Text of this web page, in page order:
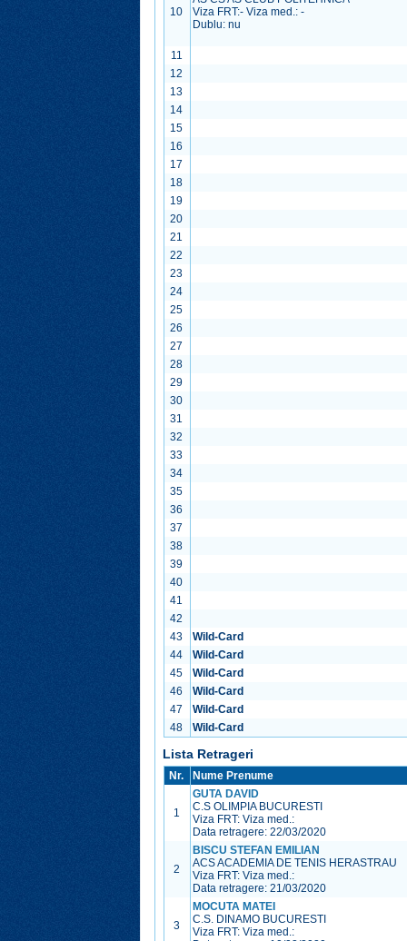
10
Viza FRT:- Viza med.:-
Dublu: nu
11
12
13
14
15
16
17
18
19
20
21
22
23
24
25
26
27
28
29
30
31
32
33
34
35
36
37
38
39
40
41
42
43
Wild-Card
44
Wild-Card
45
Wild-Card
46
Wild-Card
47
Wild-Card
48
Wild-Card
Lista Retrageri
Nr. Nume Prenume
1
GUTA DAVID
C.S OLIMPIA BUCURESTI
Viza FRT: Viza med.:
Data retragere: 22/03/2020
2
BISCU STEFAN EMILIAN
ACS ACADEMIA DE TENIS HERASTRAU
Viza FRT: Viza med.:
Data retragere: 21/03/2020
3
MOCUTA MATEI
C.S. DINAMO BUCURESTI
Viza FRT: Viza med.: